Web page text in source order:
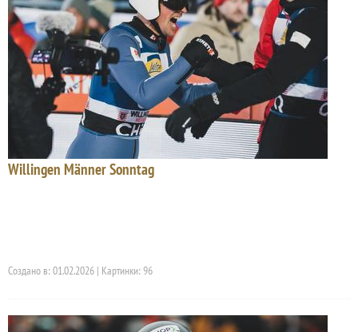
Willingen Männer Sonntag
Создано в: 01.02.2026 | Картинки: 96